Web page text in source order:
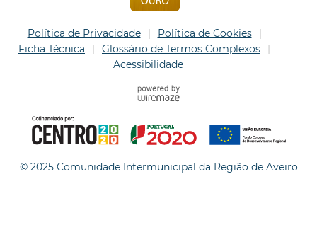
Política de Privacidade
Política de Cookies
Ficha Técnica
Glossário de Termos Complexos
Acessibilidade
© 2025 Comunidade Intermunicipal da Região de Aveiro